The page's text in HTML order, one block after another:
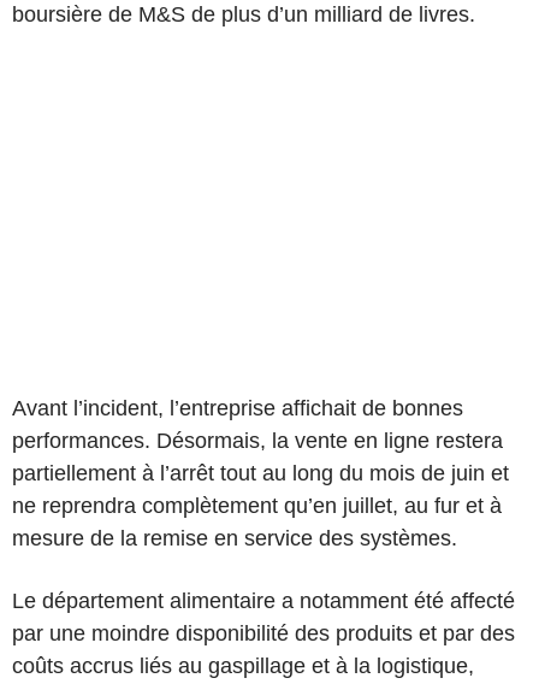
boursière de M&S de plus d’un milliard de livres.
Avant l’incident, l’entreprise affichait de bonnes
performances. Désormais, la vente en ligne restera
partiellement à l’arrêt tout au long du mois de juin et
ne reprendra complètement qu’en juillet, au fur et à
mesure de la remise en service des systèmes.
Le département alimentaire a notamment été affecté
par une moindre disponibilité des produits et par des
coûts accrus liés au gaspillage et à la logistique,